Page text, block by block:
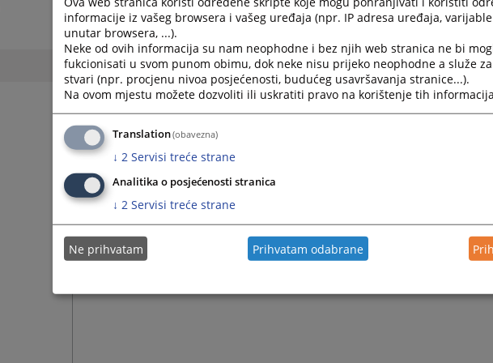
Pravilnik o postupku ocjenjivanja rada nosialca
Kriteriji za ocjenjivanje rada nosilaca pravosudnih
(„Službeni glasnik BiH“, broj 90/24)
Upustva za primjenu kriterija za ocjenjivanje rada
Bosni i Hercegovini
Preporuke tužilaštvima za određivanje potrebnog broja
Sporazum o prenošenju određenih odgovornosti
informacije iz vašeg browsera i vašeg uređaja (npr. IP adresa uređaja,
unutar browsera, ...).
Neke od ovih informacija su nam neophodne i bez njih web stranica ne bi
fukcionisati u svom punom obimu, dok neke nisu prijeko neophodne a služe
stvari (npr. procjenu nivoa posjećenosti, budućeg usavršavanja stranice...).
Na ovom mjestu možete dozvoliti ili uskratiti pravo na korištenje tih
Translation(obavezna)
↓ 2 Servisi treće strane
Analitika o posjećenosti stranica
↓ 2 Servisi treće strane
Ne prihvatam Prihvatam odabrane